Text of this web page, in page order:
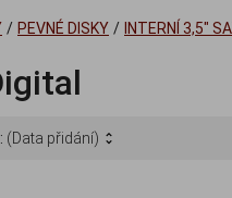
/ PEVNÉ DISKY / INTERNÍ 3,5"
(Data přidání)